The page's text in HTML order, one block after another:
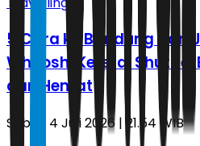
5 Cara ke Bandung dari
Whoosh, Kereta, Shuttle,
dan Hemat
Sabtu, 4 Juli 2026 | 21.54 WIB